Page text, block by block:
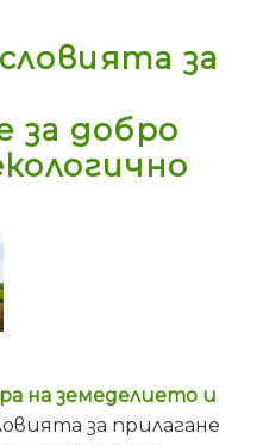
за
добро
на земеделието и
за прилагане